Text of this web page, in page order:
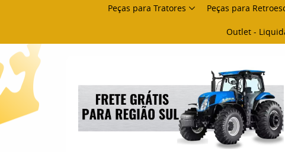
Peças para Tratores Peças para
Outlet -